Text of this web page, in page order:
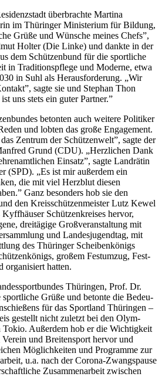
über­brachte Martina
im Thüringer Mini­sterium für Bildung,
Grüße und Wünsche meines Chefs”,
Holter (Die Linke) und dankte in der
dem Schützen­bund für die sport­liche
in Traditions­pflege und Moderne, etwa
in Suhl als Heraus­forderung. „Wir
sagte sie und Stephan Thon
uns stets ein guter Partner.”
betonten auch weitere Politiker
und lobten das große Engage­ment.
Zentrum der Schützen­welt”, sagte der
Grund (CDU). „Herzlichen Dank
Einsatz”, sagte Land­rätin
(SPD). „Es ist mir außerdem ein
die mit viel Herzblut diesen
Ganz besonders hob sie den
den Kreis­schützen­meister Lutz Kewel
Schützen­kreises hervor,
dreitägige Groß­veran­stal­tung mit
und Landes­jugend­tag, mit
des Thüringer Scheiben­königs
großem Fest­umzug, Fest­
organi­siert hatten.
Thüringen, Prof. Dr.
sport­liche Grüße und betonte die Bedeu­
für das Sport­land Thüringen –
gestellt nicht zuletzt bei den Olym­
Tokio. Außerdem hob er die Wich­tigkeit
und Breiten­sport hervor und
Möglich­keiten und Programme zur
u.a. nach der Corona-Zwangs­pause
Zusam­men­arbeit zwischen